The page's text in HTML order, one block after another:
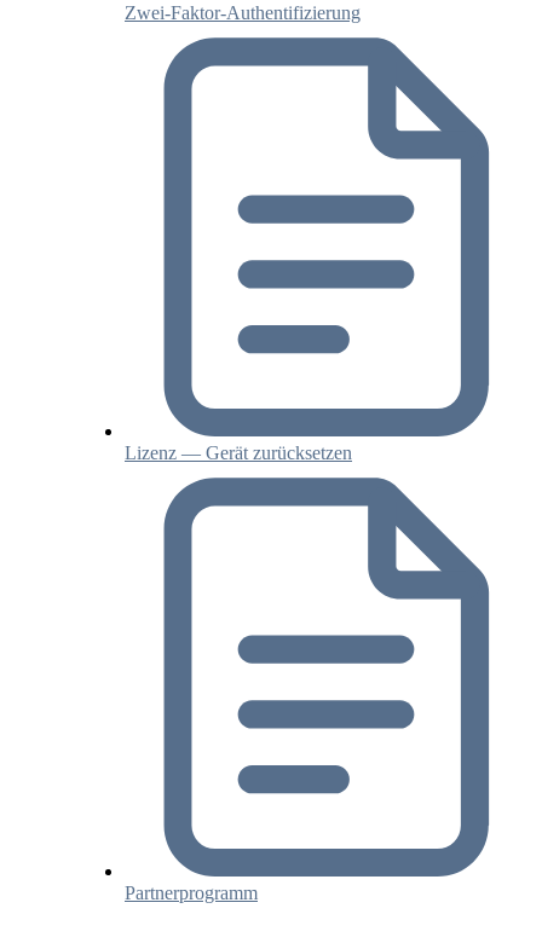
Zwei-Faktor-Authentifizierung
Lizenz — Gerät zurücksetzen
Partnerprogramm